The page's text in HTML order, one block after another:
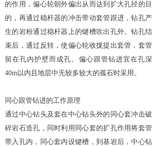
的作用，偏心轮朝外偏出从而达到扩大孔径的目
的，再通过稳杆器的冲击带动套管跟进，钻孔产
生的岩粉通过稳杆器上的键槽吹出孔外。钻孔结
束后，通过反转，使偏心轮收拢提出套管，套管
留在孔内护壁而成孔。偏心跟管钻进宜在孔深
40m以内且地层中无较多较大的孤石时采用。
同心跟管钻进的工作原理
通过中心钻头及套在中心钻头外的同心套冲击破
碎岩石造孔，同时利用同心套的扩孔作用将套管
带入孔内，同心套内设键槽，到基岩后，中心钻